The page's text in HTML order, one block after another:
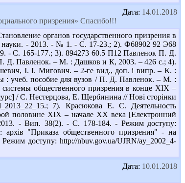
Дата: 14.01.2018
призрения» Спасибо!!!
органов государственного призрения в
науки. - 2013. - № 1. - С. 17-23.; 2). Ф68902 92 Э68
- С. 165-177.; 3). 894273 60.5 П12 Павленок П. Д.
Д. Павленок. – М. : Дашков и К, 2003. – 426 с.; 4).
І. І. Мигович. – 2-ге вид., доп. і випр. – К. :
: учеб. пособие для вузов / П. Д. Павленок. – М. :
общественного призрения в конце ХІХ –
/ С. Нестерцова, Е. Щербинина // Нові сторінки
7). Красюкова Е. С. Деятельность
половине XIX – начале XX века [Електронний
2013. - Вип. 38(2). - С. 178-184. - Режим доступу:
архів "Приказа общественного призрения" - на
доступу: http://nbuv.gov.ua/UJRN/ay_2002_4-
Дата: 10.01.2018